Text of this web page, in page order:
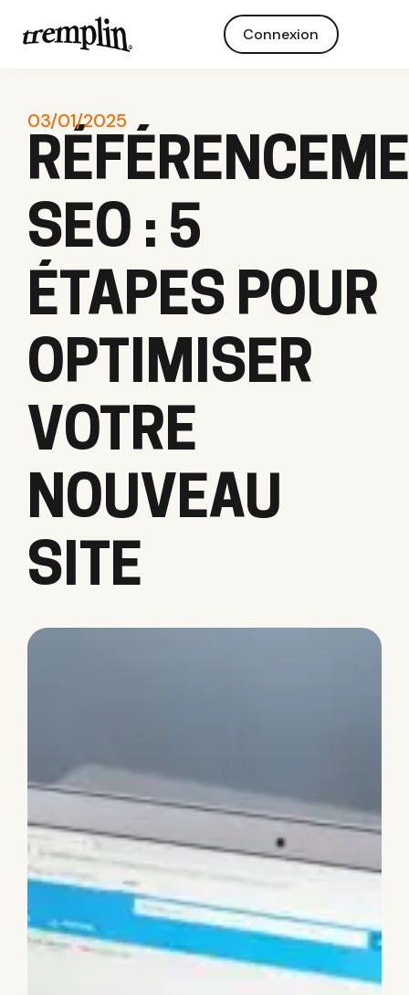
Connexion
03/01/2025
SEO : 5
ÉTAPES POUR
OPTIMISER
VOTRE
NOUVEAU
SITE